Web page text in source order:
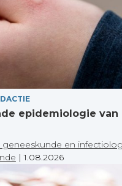
epidemiologie van
en
|1.08.2026